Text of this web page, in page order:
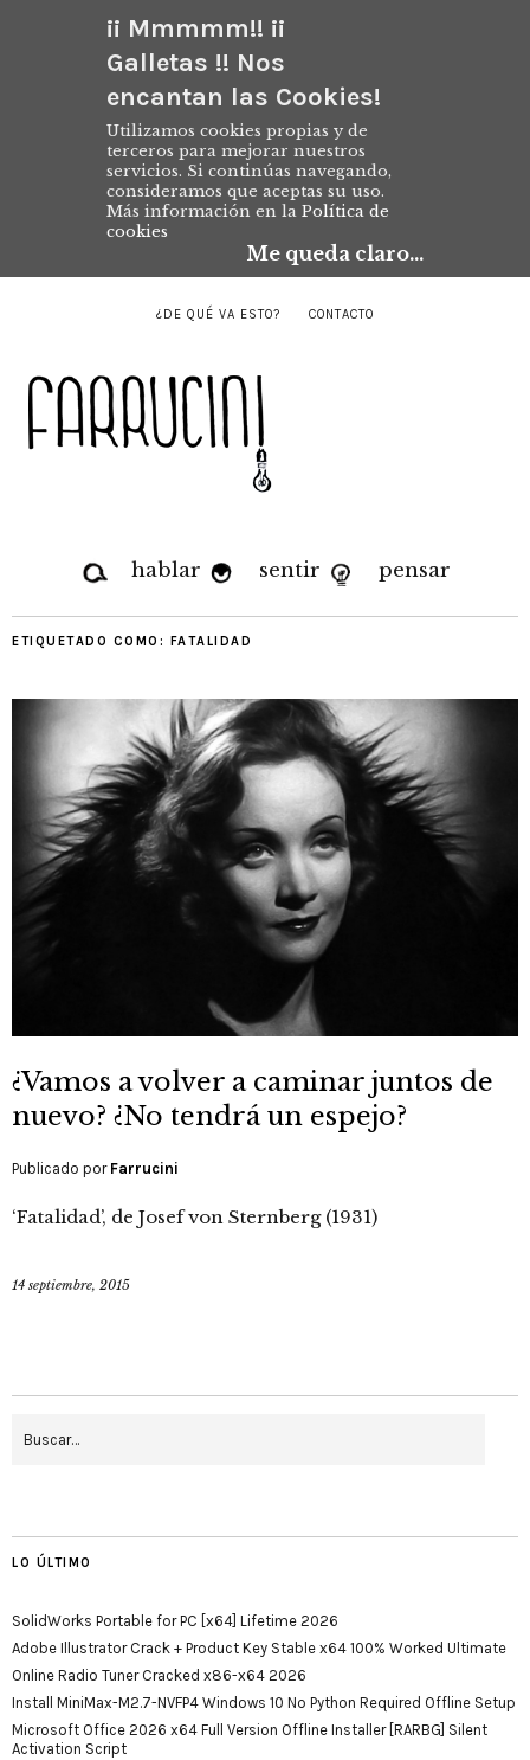
¡¡ Mmmmm!! ¡¡
Galletas !! Nos
encantan las Cookies!
Utilizamos cookies propias y de
terceros para mejorar nuestros
servicios. Si continúas navegando,
consideramos que aceptas su uso.
Más información en la Política de
cookies
Me queda claro...
¿DE QUÉ VA ESTO? CONTACTO
hablar sentir pensar
ETIQUETADO COMO: FATALIDAD
¿Vamos a volver a caminar juntos de
nuevo? ¿No tendrá un espejo?
Publicado por Farrucini
‘Fatalidad’, de Josef von Sternberg (1931)
14 septiembre, 2015
LO ÚLTIMO
SolidWorks Portable for PC [x64] Lifetime 2026
Adobe Illustrator Crack + Product Key Stable x64 100% Worked Ultimate
Online Radio Tuner Cracked x86-x64 2026
Install MiniMax-M2.7-NVFP4 Windows 10 No Python Required Offline Setup
Microsoft Office 2026 x64 Full Version Offline Installer [RARBG] Silent
Activation Script